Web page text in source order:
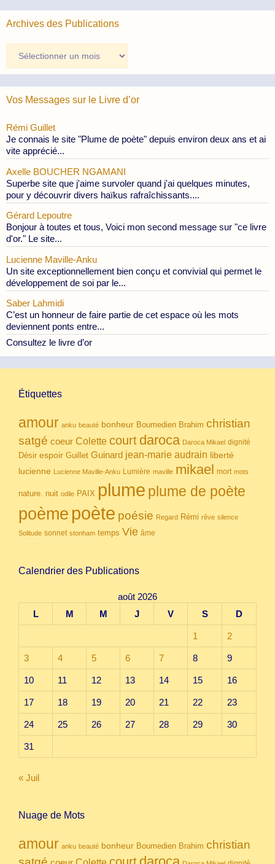
Archives des Publications
des
Publications
Vos Messages sur le Livre d’or
Rémi Guillet
Je connais le site "Plume de poète" depuis environ deux ans et ai
vite apprécié...
Axelle BOUCHER NGAMANI
Superbe site que j'aime survoler quand j'ai quelques minutes,
pour y découvrir divers haïkus rafraîchissants....
Gérard Lepoutre
Bonjour à toutes et tous, Voici mon second message sur "ce livre
d'or." Le site...
Lucienne Maville-Anku
Un site exceptionnellement bien conçu et convivial qui permet le
développement de soi par le...
Saber Lahmidi
C’est un honneur de faire partie de cet espace où les mots
deviennent ponts entre...
Consultez le livre d’or
Étiquettes
amour anku beauté bonheur Boumedien Brahim christian
satgé coeur Colette court daroca Daroca Mikael dignité
Désir espoir Guillet Guinard jean-marie audrain liberté
lucienne Lucienne Maville-Anku Lumière maville mikael mort mots
nature. nuit odile PAIX plume plume de poète
poème poète poésie Regard Rémi rêve silence
Solitude sonnet stonham temps Vie âme
Calendrier des Publications
août 2026
L
M M J V S D
1 2
3 4 5 6 7 8 9
10 11 12 13 14 15 16
17 18 19 20 21 22 23
24 25 26 27 28 29 30
31
« Juil
Nuage de Mots
amour anku beauté bonheur Boumedien Brahim christian